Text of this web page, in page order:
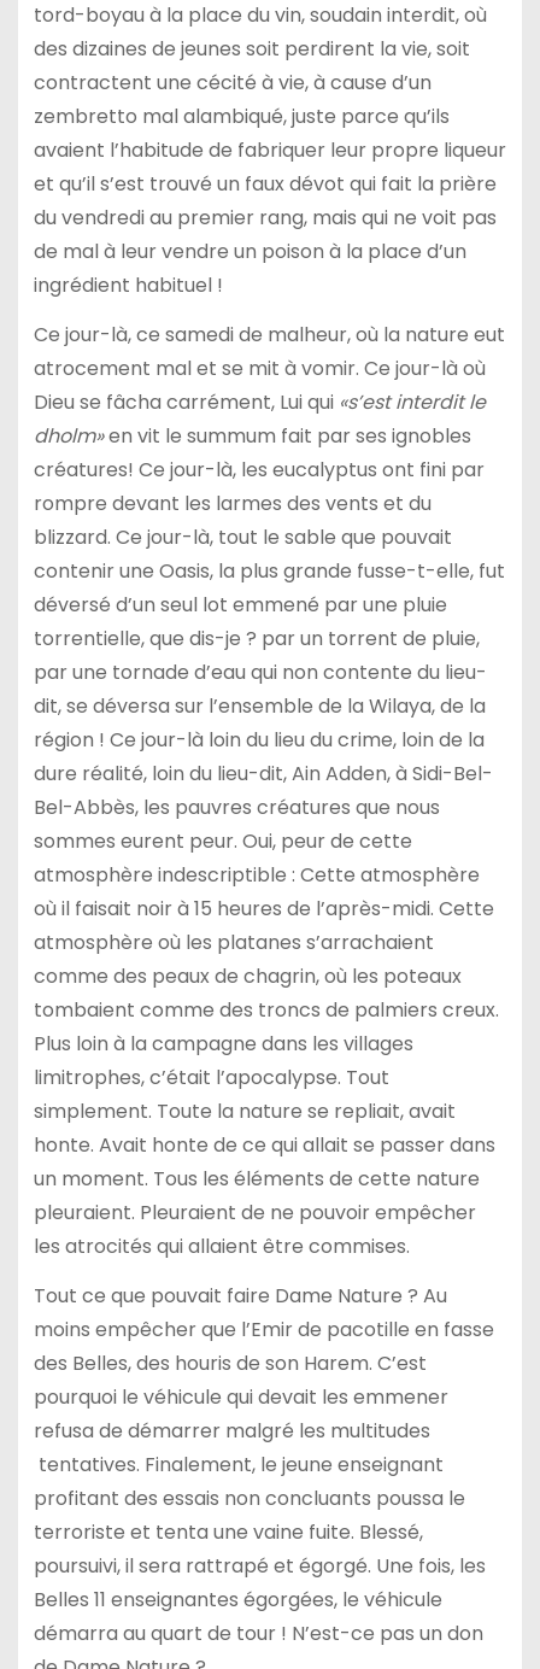
tord-boyau à la place du vin, soudain interdit, où
des dizaines de jeunes soit perdirent la vie, soit
contractent une cécité à vie, à cause d’un
zembretto mal alambiqué, juste parce qu’ils
avaient l’habitude de fabriquer leur propre liqueur
et qu’il s’est trouvé un faux dévot qui fait la prière
du vendredi au premier rang, mais qui ne voit pas
de mal à leur vendre un poison à la place d’un
ingrédient habituel !
Ce jour-là, ce samedi de malheur, où la nature eut
atrocement mal et se mit à vomir. Ce jour-là où
Dieu se fâcha carrément, Lui qui «s’est interdit le
dholm»en vit le summum fait par ses ignobles
créatures! Ce jour-là, les eucalyptus ont fini par
rompre devant les larmes des vents et du
blizzard. Ce jour-là, tout le sable que pouvait
contenir une Oasis, la plus grande fusse-t-elle, fut
déversé d’un seul lot emmené par une pluie
torrentielle, que dis-je ? par un torrent de pluie,
par une tornade d’eau qui non contente du lieu-
dit, se déversa sur l’ensemble de la Wilaya, de la
région ! Ce jour-là loin du lieu du crime, loin de la
dure réalité, loin du lieu-dit, Ain Adden, à Sidi-Bel-
Bel-Abbès, les pauvres créatures que nous
sommes eurent peur. Oui, peur de cette
atmosphère indescriptible : Cette atmosphère
où il faisait noir à 15 heures de l’après-midi. Cette
atmosphère où les platanes s’arrachaient
comme des peaux de chagrin, où les poteaux
tombaient comme des troncs de palmiers creux.
Plus loin à la campagne dans les villages
limitrophes, c’était l’apocalypse. Tout
simplement. Toute la nature se repliait, avait
honte. Avait honte de ce qui allait se passer dans
un moment. Tous les éléments de cette nature
pleuraient. Pleuraient de ne pouvoir empêcher
les atrocités qui allaient être commises.
Tout ce que pouvait faire Dame Nature ? Au
moins empêcher que l’Emir de pacotille en fasse
des Belles, des houris de son Harem. C’est
pourquoi le véhicule qui devait les emmener
refusa de démarrer malgré les multitudes
tentatives. Finalement, le jeune enseignant
profitant des essais non concluants poussa le
terroriste et tenta une vaine fuite. Blessé,
poursuivi, il sera rattrapé et égorgé. Une fois, les
Belles 11 enseignantes égorgées, le véhicule
démarra au quart de tour ! N’est-ce pas un don